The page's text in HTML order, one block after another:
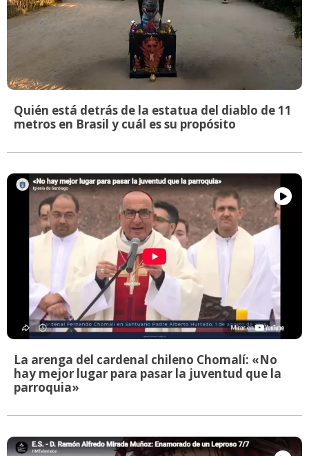
Quién está detrás de la estatua del diablo de 11
metros en Brasil y cuál es su propósito
La arenga del cardenal chileno Chomalí: «No
hay mejor lugar para pasar la juventud que la
parroquia»